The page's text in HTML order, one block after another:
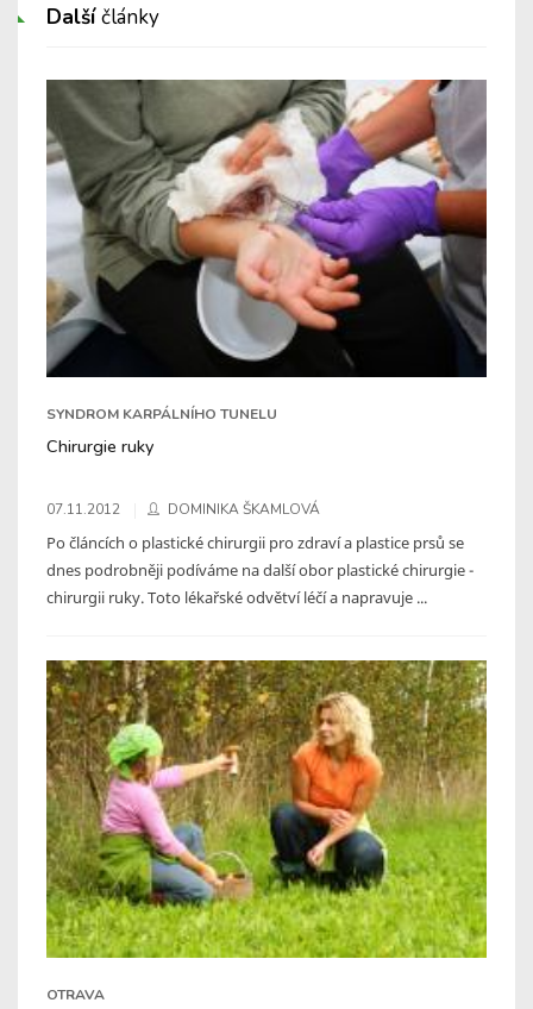
Dalšíčlánky
SYNDROM KARPÁLNÍHO TUNELU
Chirurgie ruky
07.11.2012 DOMINIKA ŠKAMLOVÁ
Po článcích o plastické chirurgii pro zdraví a plastice prsů se
dnes podrobněji podíváme na další obor plastické chirurgie -
chirurgii ruky. Toto lékařské odvětví léčí a napravuje ...
OTRAVA